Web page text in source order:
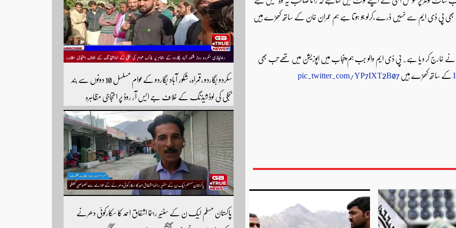
پی ڈی ایم سے نہیں ڈرے ،کرلو جو ہوتا ہے ہم عمران خان کے ساتھ کھڑے ہیں
خارج کر دیا ہے۔ پی ڈی ایم والو جب ہم پنجاب میں اپوزیشن میں تھے تب بھی
کے ساتھ کھڑے ہیںpic.twitter.com/YP7IXT2B07
سکردو بگاردو ،قمراہ، شکور آباد بگاردو کےعوام مسلسل 10 دونوں سے بند
بجلی کی لوڈشیڈنگ کے خلاف جے ایس آر روڈ پر احتجاجی مظاہرہ
راولپنڈی سکردو روڑ ہر قسم کی ٹریفک کے لئے بند۔۔ مزید اپڈیٹس کے
لیے ہمارے یوٹیوب چینل کو سبسکرائب کریں
پاکستان مسلم لیک ن کے سنئیر رہنما اشفاق احمد کا سکارکوئی دھرنے